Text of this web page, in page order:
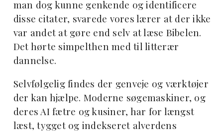
man dog kunne genkende og identificere
disse citater, svarede vores lærer at der ikke
var andet at gøre end selv at læse Bibelen.
Det hørte simpelthen med til litterær
dannelse.
Selvfølgelig findes der genveje og værktøjer
der kan hjælpe. Moderne søgemaskiner, og
deres AI fætre og kusiner, har for længst
læst, tygget og indekseret alverdens